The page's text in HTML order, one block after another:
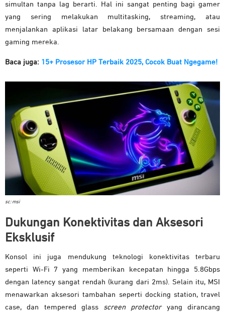
simultan tanpa lag berarti. Hal ini sangat penting bagi gamer
yang sering melakukan multitasking, streaming, atau
menjalankan aplikasi latar belakang bersamaan dengan sesi
gaming mereka.
Baca juga: 15+ Prosesor HP Terbaik 2025, Cocok Buat Ngegame!
sc: msi
Dukungan Konektivitas dan Aksesori
Eksklusif
Konsol ini juga mendukung teknologi konektivitas terbaru
seperti Wi-Fi 7 yang memberikan kecepatan hingga 5.8Gbps
dengan latency sangat rendah (kurang dari 2ms). Selain itu, MSI
menawarkan aksesori tambahan seperti docking station, travel
case, dan tempered glass screen protectoryang dirancang